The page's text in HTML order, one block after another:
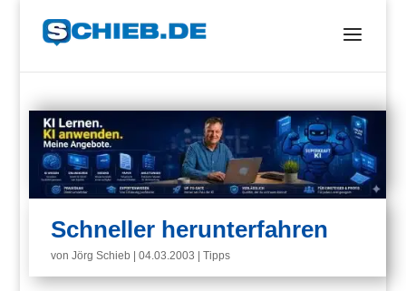
Schneller herunterfahren
vonJörg Schieb |04.03.2003 |Tipps